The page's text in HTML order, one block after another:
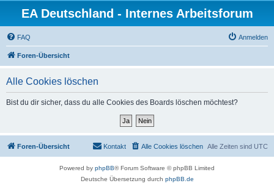
EA Deutschland - Internes Arbeitsforum
FAQ Anmelden
Foren-Übersicht
Alle Cookies löschen
Bist du dir sicher, dass du alle Cookies des Boards löschen möchtest?
Foren-Übersicht Alle Zeiten sind UTC
Alle Cookies löschen
Kontakt
Powered by phpBB® Forum Software © phpBB Limited
Deutsche Übersetzung durch phpBB.de